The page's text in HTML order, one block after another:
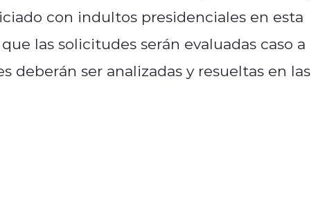
con indultos presidenciales en esta
las solicitudes serán evaluadas caso a
deberán ser analizadas y resueltas en las